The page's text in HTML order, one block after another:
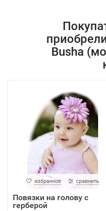
Busha
избранное сравнить
Повязки на голову с
герберой